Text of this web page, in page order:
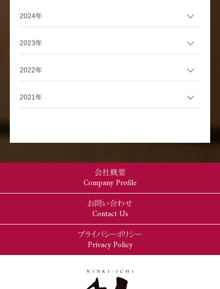
2024年
2023年
2022年
2021年
会社概要
Company Profile
お問い合わせ
Contact Us
プライバシーポリシー
Privacy Policy